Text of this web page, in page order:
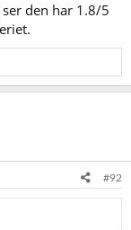
forbindelsen, men
ser den har 1.8/5
#92